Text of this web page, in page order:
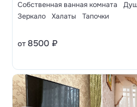
лечение спины и суставов,
реабилитацию после
популярных —
грязевые аппликации, ЛФК,
Собственная ванная комната
Душ
Зеркало
Халаты Тапочки
от 8500 ₽